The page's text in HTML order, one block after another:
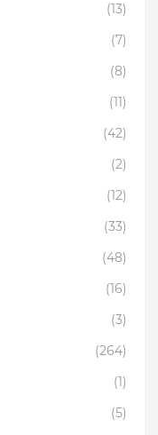
(13)
(7)
(8)
(11)
(42)
(2)
(12)
(33)
(48)
(16)
(3)
(264)
(1)
(5)